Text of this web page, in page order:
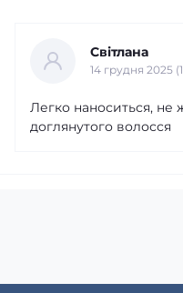
Світлана
14 грудня 2025
Легко наноситься, не
доглянутого волосся